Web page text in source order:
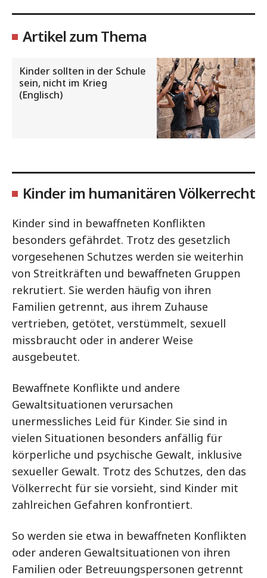
Artikel zum Thema
Kinder sollten in der Schule
sein, nicht im Krieg
(Englisch)
Kinder im humanitären Völkerrecht
Kinder sind in bewaffneten Konflikten
besonders gefährdet. Trotz des gesetzlich
vorgesehenen Schutzes werden sie weiterhin
von Streitkräften und bewaffneten Gruppen
rekrutiert. Sie werden häufig von ihren
Familien getrennt, aus ihrem Zuhause
vertrieben, getötet, verstümmelt, sexuell
missbraucht oder in anderer Weise
ausgebeutet.
Bewaffnete Konflikte und andere
Gewaltsituationen verursachen
unermessliches Leid für Kinder. Sie sind in
vielen Situationen besonders anfällig für
körperliche und psychische Gewalt, inklusive
sexueller Gewalt. Trotz des Schutzes, den das
Völkerrecht für sie vorsieht, sind Kinder mit
zahlreichen Gefahren konfrontiert.
So werden sie etwa in bewaffneten Konflikten
oder anderen Gewaltsituationen von ihren
Familien oder Betreuungspersonen getrennt